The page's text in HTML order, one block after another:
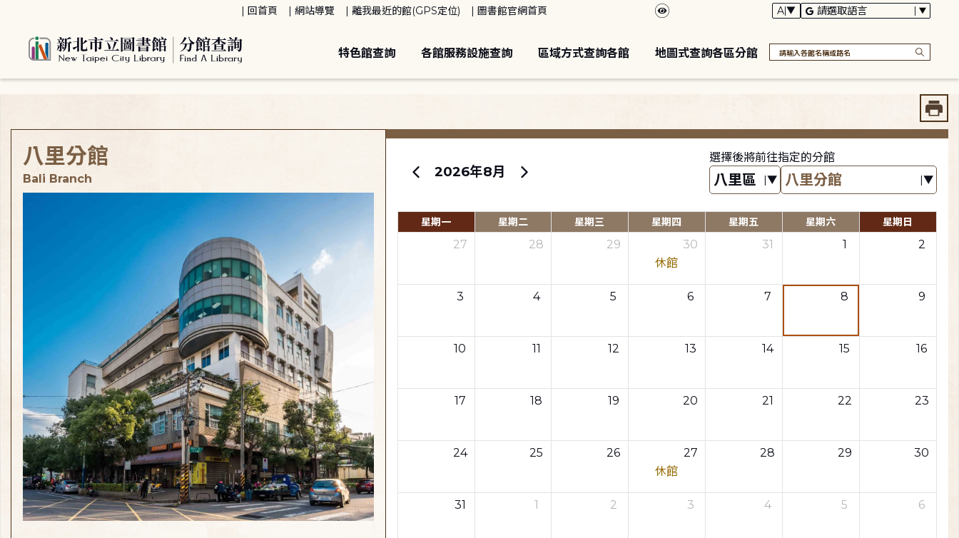
回首頁 網站導覽 離我最近的館(GPS定位) 圖書館官網首頁
特色館查詢 各館服務設施查詢 區域方式查詢各館 地圖式查詢各區分館
2026年8月
選擇後將前往指定的分館
星期一 星期二 星期三 星期四 星期五 星期六 星期日
27 28 29
30
休館
31 1 2
3 4 5 6 7 8 9
10 11 12 13 14 15 16
17 18 19 20 21 22 23
24 25 26
27
休館
28 29 30
31 1 2 3 4 5 6
八里分館
Bali Branch